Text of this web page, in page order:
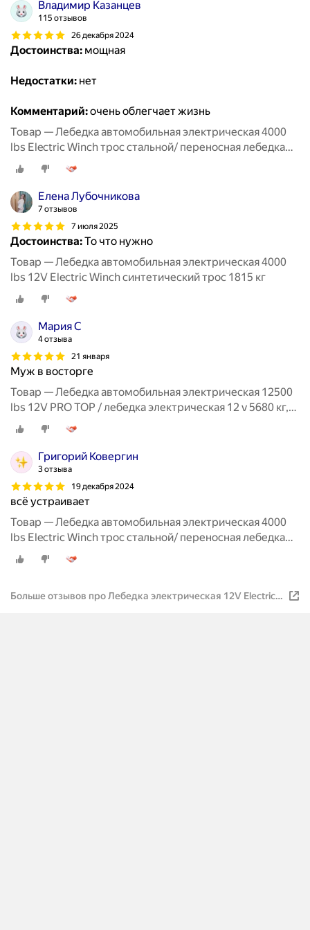
Владимир Казанцев
115 отзывов
26 декабря 2024
Достоинства: мощная
Недостатки: нет
Комментарий:очень облегчает жизнь
Товар — Лебедка автомобильная электрическая 4000
lbs Electric Winch трос стальной/ переносная лебедка
12В на Ниву, 1815 кг
Елена Лубочникова
7 отзывов
7 июля 2025
Достоинства:То что нужно
Товар — Лебедка автомобильная электрическая 4000
lbs 12V Electric Winch синтетический трос 1815 кг
Мария С
4 отзыва
21 января
Муж в восторге
Товар — Лебедка автомобильная электрическая 12500
lbs 12V PRO TOP / лебедка электрическая 12 v 5680 кг,
кевларовый торс
Григорий Ковергин
3 отзыва
19 декабря 2024
всё устраивает
Товар — Лебедка автомобильная электрическая 4000
lbs Electric Winch трос стальной/ переносная лебедка
12В на Ниву, 1815 кг
Больше отзывов про Лебедка электрическая 12V Electric